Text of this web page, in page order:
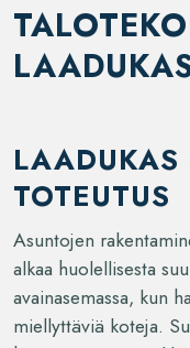
LAADUKAS
TOTEUTUS
Asuntojen
alkaa huolellisesta
avainasemassa, kun
miellyttäviä koteja.